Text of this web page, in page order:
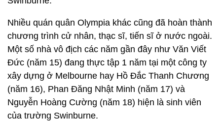
Nhiều quán quân Olympia khác cũng đã hoàn thành
chương trình cử nhân, thạc sĩ, tiến sĩ ở nước ngoài.
Một số nhà vô địch các năm gần đây như Văn Viết
Đức (năm 15) đang thực tập 1 năm tại một công ty
xây dựng ở Melbourne hay Hồ Đắc Thanh Chương
(năm 16), Phan Đăng Nhật Minh (năm 17) và
Nguyễn Hoàng Cường (năm 18) hiện là sinh viên
của trường Swinburne.